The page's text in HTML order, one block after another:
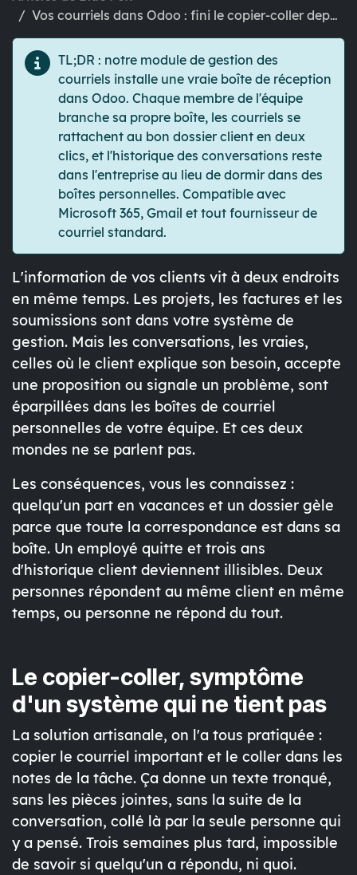
Vos courriels dans Odoo : fini le copier-coller depuis Outlook
TL;DR : notre module de gestion des
courriels installe une vraie boîte de réception
dans Odoo. Chaque membre de l'équipe
branche sa propre boîte, les courriels se
rattachent au bon dossier client en deux
clics, et l'historique des conversations reste
dans l'entreprise au lieu de dormir dans des
boîtes personnelles. Compatible avec
Microsoft 365, Gmail et tout fournisseur de
courriel standard.
L'information de vos clients vit à deux endroits
en même temps. Les projets, les factures et les
soumissions sont dans votre système de
gestion. Mais les conversations, les vraies,
celles où le client explique son besoin, accepte
une proposition ou signale un problème, sont
éparpillées dans les boîtes de courriel
personnelles de votre équipe. Et ces deux
mondes ne se parlent pas.
Les conséquences, vous les connaissez :
quelqu'un part en vacances et un dossier gèle
parce que toute la correspondance est dans sa
boîte. Un employé quitte et trois ans
d'historique client deviennent illisibles. Deux
personnes répondent au même client en même
temps, ou personne ne répond du tout.
Le copier-coller, symptôme
d'un système qui ne tient pas
La solution artisanale, on l'a tous pratiquée :
copier le courriel important et le coller dans les
notes de la tâche. Ça donne un texte tronqué,
sans les pièces jointes, sans la suite de la
conversation, collé là par la seule personne qui
y a pensé. Trois semaines plus tard, impossible
de savoir si quelqu'un a répondu, ni quoi.